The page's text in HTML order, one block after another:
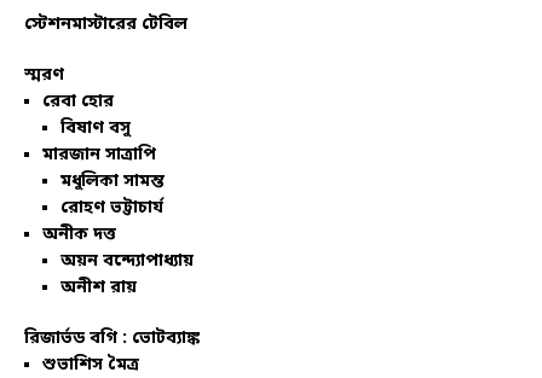
স্টেশনমাস্টারের টেবিল
স্মরণ
রেবা হোর
বিষাণ বসু
মারজান সাত্রাপি
মধুলিকা সামন্ত
রোহণ ভট্টাচার্য
অনীক দত্ত
অয়ন বন্দ্যোপাধ্যায়
অনীশ রায়
রিজার্ভড বগি : ভোটব্যাঙ্ক
শুভাশিস মৈত্র